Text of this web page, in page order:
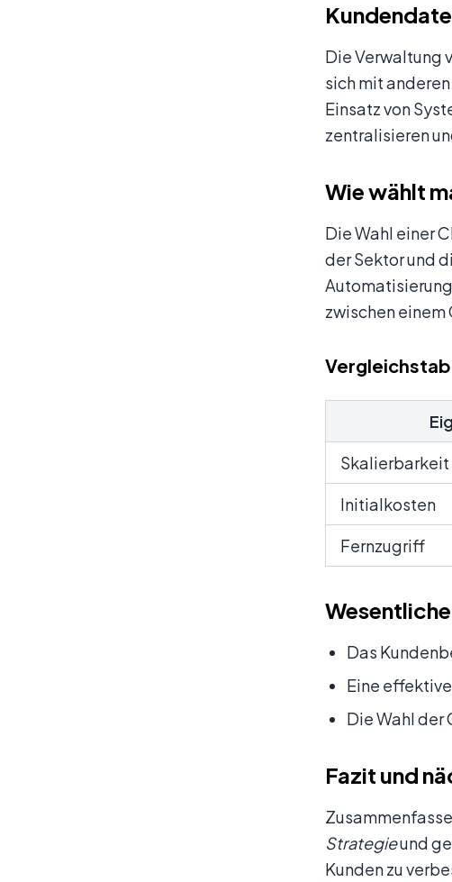
Die Verwaltung
sich mit
Einsatz von
zentralisieren
Wie wählt
Die Wahl einer
der Sektor und
zwischen
Skalierbarkeit
Initialkosten
Fernzugriff
Das
Eine
Die Wahl der
Fazit und
Strategieund
Kunden zu